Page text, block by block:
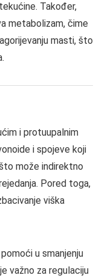
Također,
metabolizam, čime
masti, što
i protuupalnim
i spojeve koji
može indirektno
Pored toga,
viška
u smanjenju
važno za regulaciju